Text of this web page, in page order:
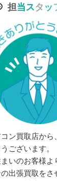
担当スタ ッ
ン買取店か
ございます。
いのお客様よ
出張買取をさ